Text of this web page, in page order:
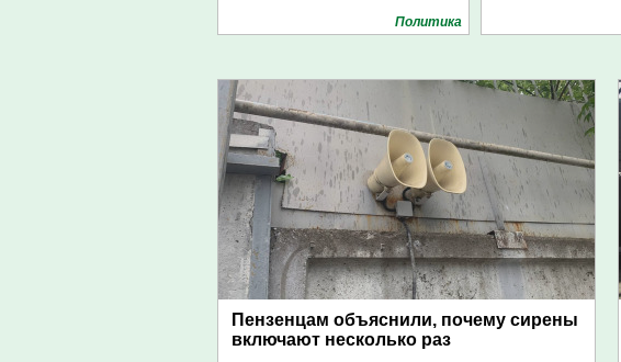
Политика
Пензенцам объяснили, почему сирены
включают несколько раз